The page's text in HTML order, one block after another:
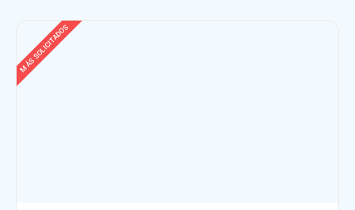
MÁS SOLICITADOS